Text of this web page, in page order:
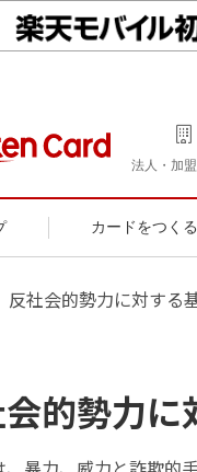
法人・加
カードをつくる
反社会的勢力に対する
的勢力